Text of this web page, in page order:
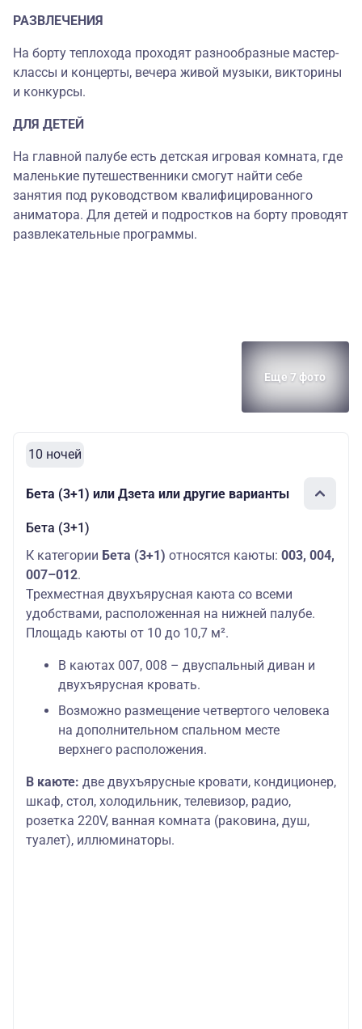
РАЗВЛЕЧЕНИЯ
На борту теплохода проходят разнообразные мастер-
классы и концерты, вечера живой музыки, викторины
и конкурсы.
ДЛЯ ДЕТЕЙ
На главной палубе есть детская игровая комната, где
маленькие путешественники смогут найти себе
занятия под руководством квалифицированного
аниматора. Для детей и подростков на борту проводят
развлекательные программы.
Еще 7 фото
10 ночей
Бета (3+1) или Дзета или другие варианты
Бета (3+1)
К категории Бета (3+1) относятся каюты: 003, 004,
007–012.
Трехместная двухъярусная каюта со всеми
удобствами, расположенная на нижней палубе.
Площадь каюты от 10 до 10,7 м².
В каютах 007, 008 – двуспальный диван и
двухъярусная кровать.
Возможно размещение четвертого человека
на дополнительном спальном месте
верхнего расположения.
В каюте: две двухъярусные кровати, кондиционер,
шкаф, стол, холодильник, телевизор, радио,
розетка 220V, ванная комната (раковина, душ,
туалет), иллюминаторы.